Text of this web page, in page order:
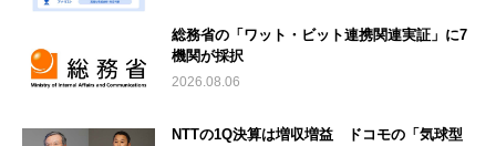
総務省の「ワット・ビット連携関連実証」に7
機関が採択
2026.08.06
NTTの1Q決算は増収増益 ドコモの「気球型